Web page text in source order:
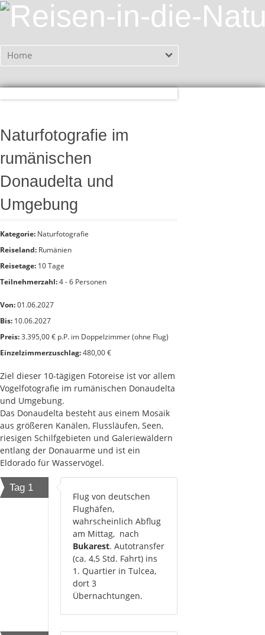
Home
Naturfotografie im
rumänischen
Donaudelta und
Umgebung
Kategorie: Naturfotografie
Reiseland: Rumänien
Reisetage: 10 Tage
Teilnehmerzahl:4 - 6 Personen
Von:01.06.2027
Bis: 10.06.2027
Preis:3.395,00 € p.P. im Doppelzimmer (ohne Flug)
Einzelzimmerzuschlag:480,00 €
Ziel dieser 10-tägigen Fotoreise ist vor allem
Vogelfotografie im rumänischen Donaudelta
und Umgebung.
Das Donaudelta besteht aus einem Mosaik
aus größeren Kanälen, Flussläufen, Seen,
riesigen Schilfgebieten und Galeriewäldern
entlang der Donauarme und ist ein
Eldorado für Wasservögel.
Tag 1
Flug von deutschen
Flughäfen,
wahrscheinlich Abflug
am Mittag, nach
Bukarest. Autotransfer
(ca. 4,5 Std. Fahrt) ins
1. Quartier in Tulcea,
dort 3
Übernachtungen.